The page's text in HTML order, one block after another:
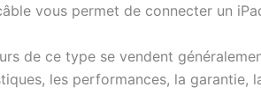
vous permet de connecter un
de ce type se vendent
les performances, la garantie,